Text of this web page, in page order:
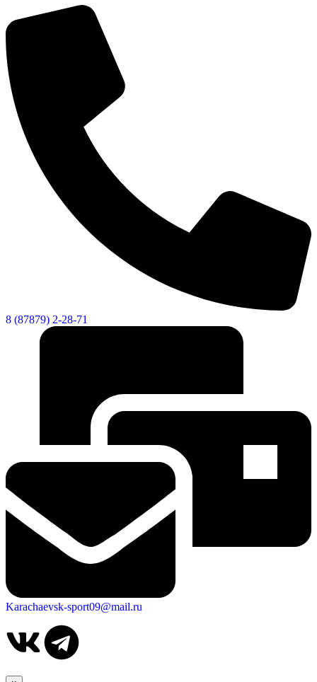
8 (87879) 2-28-71
Karachaevsk-sport09@mail.ru